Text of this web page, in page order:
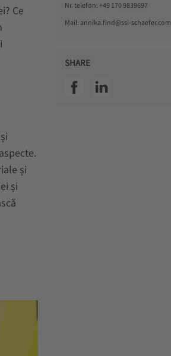
Ce
și
și
Nr. telefon: +49 170 9839697
Mail: annika.find@ssi-schaefer.com
SHARE
SSI facebookSSI linkedin